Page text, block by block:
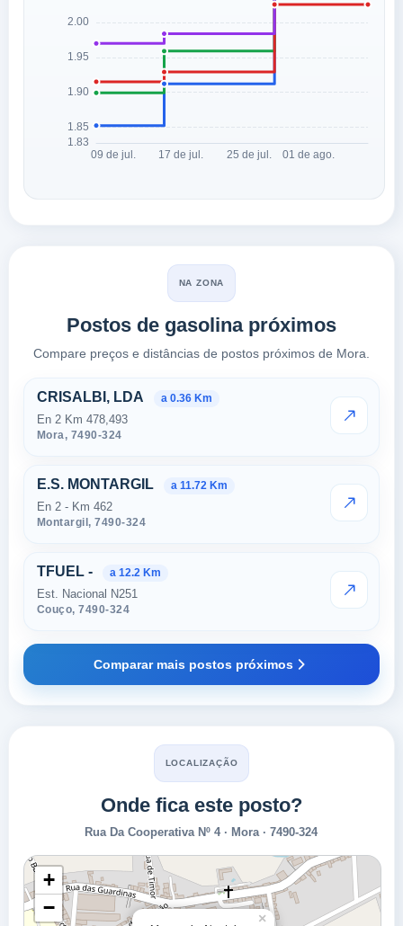
NA ZONA
Postos de gasolina próximos
Compare preços e distâncias de postos próximos de Mora.
Postos próximos em Mora
CRISALBI, LDA a 0.36 Km
En 2 Km 478,493
Mora, 7490-324
VER
E.S. MONTARGIL a 11.72 Km
En 2 - Km 462
Montargil,7490-324
VER
TFUEL - a 12.2 Km
Est. Nacional N251
Couço,7490-324
VER
Comparar mais postos próximos
LOCALIZAÇÃO
Onde fica este posto?
Rua Da Cooperativa Nº 4 · Mora · 7490-324
×
+
−